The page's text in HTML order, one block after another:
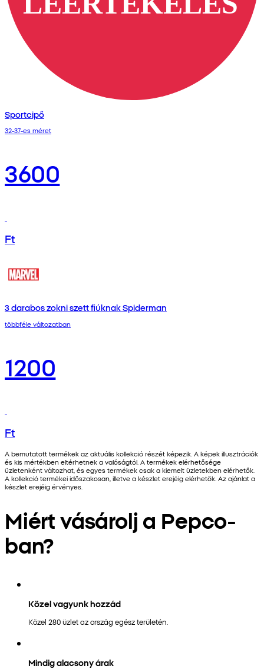
Sportcipő
32-37-es méret
3600
Ft
3 darabos zokni szett fiúknak Spiderman
többféle változatban
1200
Ft
A bemutatott termékek az aktuális kollekció részét képezik. A képek illusztrációk
és kis mértékben eltérhetnek a valóságtól. A termékek elérhetősége
üzletenként változhat, és egyes termékek csak a kiemelt üzletekben elérhetők.
A kollekció termékei időszakosan, illetve a készlet erejéig elérhetők. Az ajánlat a
készlet erejéig érvényes.
Miért vásárolj a Pepco-
ban?
Közel vagyunk hozzád
Közel 280 üzlet az ország egész területén.
Mindig alacsony árak